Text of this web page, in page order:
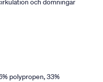
och domningar
polypropen, 33%